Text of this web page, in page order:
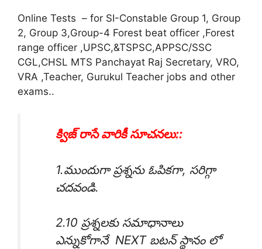
Online Tests – for SI-Constable Group 1, Group
2, Group 3,Group-4 Forest beat officer ,Forest
range officer ,UPSC,&TSPSC,APPSC/SSC
CGL,CHSL MTS Panchayat Raj Secretary, VRO,
VRA ,Teacher, Gurukul Teacher jobs and other
exams..
క్విజ్ రాసే వారికీ సూచనలు::
1.ముందుగా ప్రశ్నను ఓపికగా, సరిగ్గా
చదవండి.
2.10 ప్రశ్నలకు సమాధానాలు
ఎన్నుకోగానే NEXT బటన్ స్థానం లో